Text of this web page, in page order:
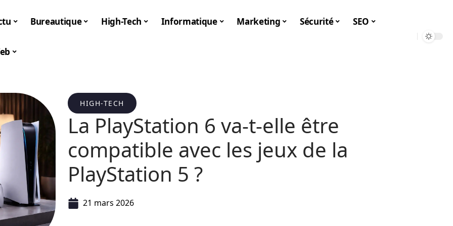
Bureautique High-Tech Informatique Marketing Sécurité SEO
HIGH-TECH
La PlayStation 6 va-t-elle être
compatible avec les jeux de la
PlayStation 5 ?
21 mars 2026